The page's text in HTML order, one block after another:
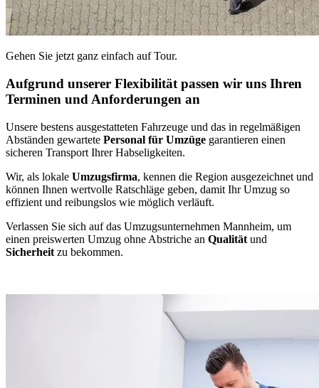
Gehen Sie jetzt ganz einfach auf Tour.
Aufgrund unserer Flexibilität passen wir uns Ihren
Terminen und Anforderungen an
Unsere bestens ausgestatteten Fahrzeuge und das in regelmäßigen
Abständen gewartete Personal für Umzüge garantieren einen
sicheren Transport Ihrer Habseligkeiten.
Wir, als lokale Umzugsfirma, kennen die Region ausgezeichnet und
können Ihnen wertvolle Ratschläge geben, damit Ihr Umzug so
effizient und reibungslos wie möglich verläuft.
Verlassen Sie sich auf das Umzugsunternehmen Mannheim, um
einen preiswerten Umzug ohne Abstriche an Qualität und
Sicherheit zu bekommen.